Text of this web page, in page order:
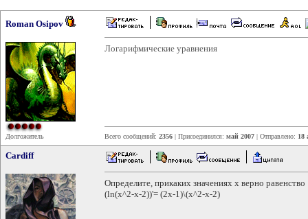
Roman Osipov
Долгожитель
Логарифмические уравнения
Всего сообщений: 2356 | Присоединился: май 2007 | Отправлено: 18
Cardiff
Определите, прикаких значениях x верно равенство
(ln(x^2-x-2))'= (2x-1)\(x^2-x-2)